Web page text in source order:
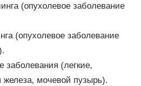
(опухолевое заболевание
(опухолевое заболевание
заболевания (легкие,
железа, мочевой пузырь).